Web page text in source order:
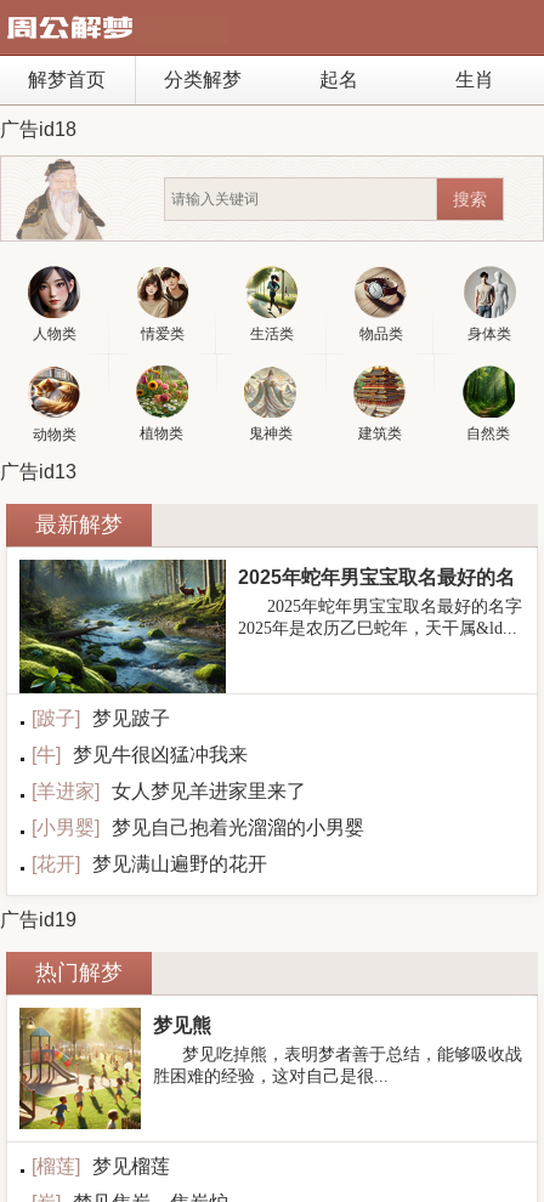
解梦首页 分类解梦 起名 生肖
广告id18
人物类 情爱类 生活类 物品类 身体类
动物类 植物类 鬼神类 建筑类 自然类
广告id13
最新解梦
2025年蛇年男宝宝取名最好的名
2025年蛇年男宝宝取名最好的名字
2025年是农历乙巳蛇年，天干属&ld...
[跛子]
梦见跛子
[牛]
梦见牛很凶猛冲我来
[羊进家]
女人梦见羊进家里来了
[小男婴]
梦见自己抱着光溜溜的小男婴
[花开] 梦见满山遍野的花开
广告id19
热门解梦
梦见熊
梦见吃掉熊，表明梦者善于总结，能够吸收战
胜困难的经验，这对自己是很...
[榴莲]
梦见榴莲